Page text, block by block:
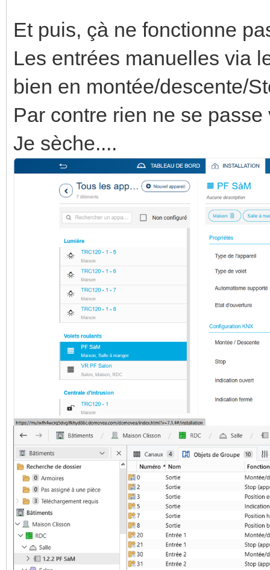
Et puis, çà ne fonctionne
Les entrées manuelles via
bien en montée/descente/
Par contre rien ne se
Je sèche....